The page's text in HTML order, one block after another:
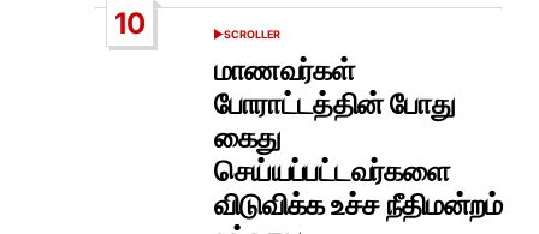
10
POSTED
SCROLLER
மாணவர்கள்
போராட்டத்தின் போது
கைது
செய்யப்பட்டவர்களை
விடுவிக்க உச்ச நீதிமன்றம்